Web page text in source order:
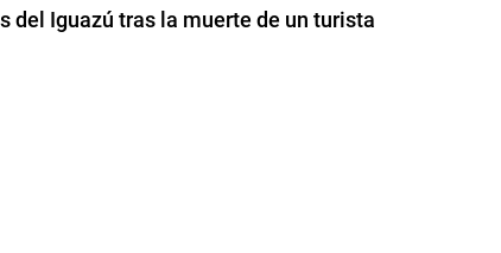
del Iguazú tras la muerte de un turista